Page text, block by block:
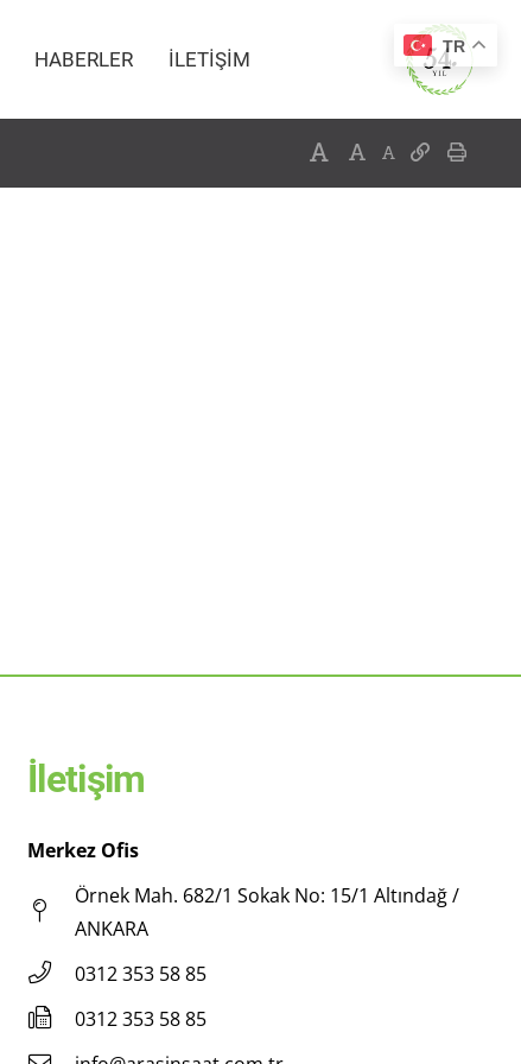
HABERLER İLETİŞİM
İletişim
Merkez Ofis
Örnek Mah. 682/1 Sokak No: 15/1 Altındağ /
ANKARA
0312 353 58 85
0312 353 58 85
TR